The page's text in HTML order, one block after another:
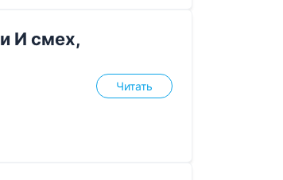
И смех,
Читать